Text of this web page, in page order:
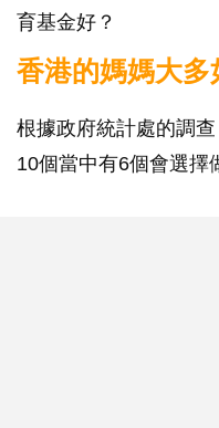
育基金好？
香港的媽媽大多
根據政府統計處的調
10個當中有6個會選擇